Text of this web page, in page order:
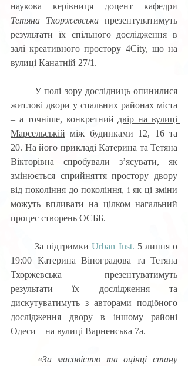
Тетяна Тхоржевська презентуватимуть
результати їх спільного дослідження в
залі креативного простору 4City, що на
вулиці Канатній 27/1.
	У полі зору дослідниць опинилися
житлові двори у спальних районах міста
– а точніше, конкретний двір на вулиці
Марсельській між будинками 12, 16 та
20. На його прикладі Катерина та Тетяна
Вікторівна спробували з’ясувати, як
змінюється сприйняття простору двору
від покоління до покоління, і як ці зміни
можуть впливати на цілком нагальний
процес створень ОСББ.
	За підтримки
Urban Inst. 5 липня о
19:00 Катерина Віноградова та Тетяна
Тхоржевська презентуватимуть
результати їх дослідження та
дискутуватимуть з авторами подібного
дослідження двору в іншому районі
Одеси – на вулиці Варненська 7а.
	«
За масовістю та оцінці стану